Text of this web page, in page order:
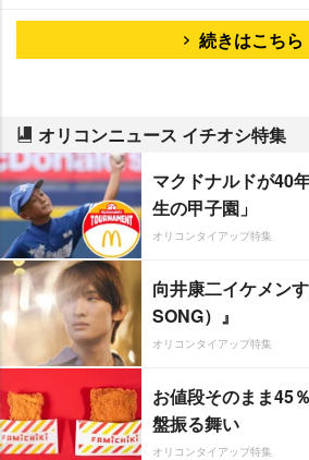
続きはこちら
オリコンニュース イチオシ特集
マクドナルドが40
生の甲子園」
オリコンタイアップ特集
向井康二イケメン
SONG）』
オリコンタイアップ特集
お値段そのまま45
盤振る舞い
オリコンタイアップ特集